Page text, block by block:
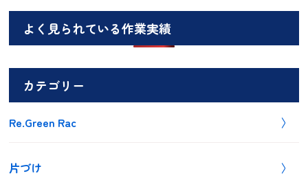
よく見られている作業実績
カテゴリー
Re.Green Rac
片づけ